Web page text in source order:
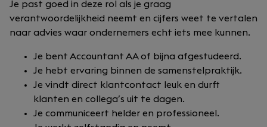
Je past goed in deze rol als je graag
verantwoordelijkheid neemt en cijfers weet te vertalen
naar advies waar ondernemers echt iets mee kunnen.
Je bent Accountant AA of bijna afgestudeerd.
Je hebt ervaring binnen de samenstelpraktijk.
Je vindt direct klantcontact leuk en durft
klanten en collega’s uit te dagen.
Je communiceert helder en professioneel.